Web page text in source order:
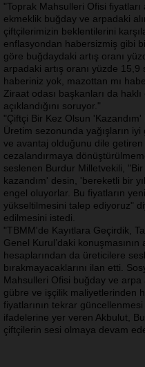
"Toprak Mahsulleri Ofisi fiyatları
ekmeklik buğday ve arpadaki
çiftçilerimizin beklentilerini
enflasyondan habersizmiş gibi
göre buğdaydaki artış oranı
arpadaki artış oranı yüzde
haberiniz yok, mazottan mı
Ziraat odası başkanları da
açıklandığını soruyor."
"Çiftçi Bir Kez Olsun 'Kazandım'
Üretim sezonunda yağışların
ve avantaj olduğunu dile
cezalandırmaya
seslenen Burdur Milletvekili,
kazandım' desin, 'bereketli bir
engel oluyorlar. Bu fiyatların
yükseltilmesini talep ediyoruz"
edilmesini istedi.
"TBMM'de Kayıtlara Geçirdik,
Genel Kurul’daki
hesaplarından da üreticilere
bırakmayacaklarını ilan etti.
Mahsulleri Ofisi buğday ve arpa
gübre ve işçilik maliyetlerinden
fiyatlarının tekrar
ifadelerine yer veren Akbulut,
çiftçilerin sesi olmaya devam